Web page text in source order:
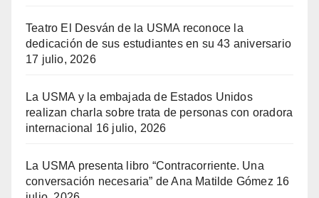
Teatro El Desván de la USMA reconoce la
dedicación de sus estudiantes en su 43 aniversario
17 julio, 2026
La USMA y la embajada de Estados Unidos
realizan charla sobre trata de personas con oradora
internacional
16 julio, 2026
La USMA presenta libro “Contracorriente. Una
conversación necesaria” de Ana Matilde Gómez 16